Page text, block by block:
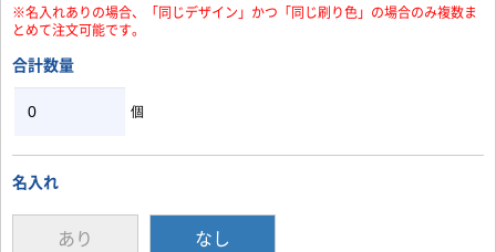
※名入れありの場合、「同じデザイン」かつ「同じ刷り色」の場合のみ複数ま
とめて注文可能です。
合計数量
個
名入れ
あり なし